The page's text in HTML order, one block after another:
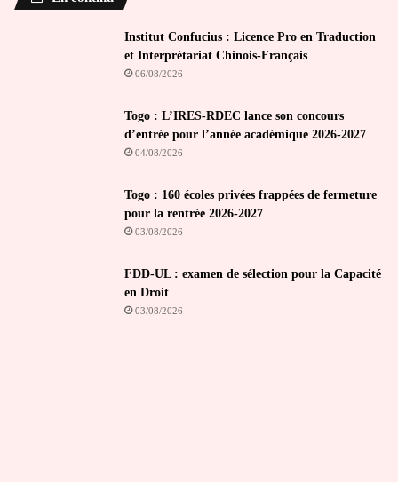
Institut Confucius : Licence Pro en Traduction
et Interprétariat Chinois-Français
06/08/2026
Togo : L’IRES-RDEC lance son concours
d’entrée pour l’année académique 2026-2027
04/08/2026
Togo : 160 écoles privées frappées de fermeture
pour la rentrée 2026-2027
03/08/2026
FDD-UL : examen de sélection pour la Capacité
en Droit
03/08/2026